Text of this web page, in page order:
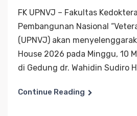
FK UPNVJ – Fakultas
Pembangunan Nasional
(UPNVJ) akan
House 2026 pada Minggu, 10
di Gedung dr. Wahidin Sudiro
Continue Reading